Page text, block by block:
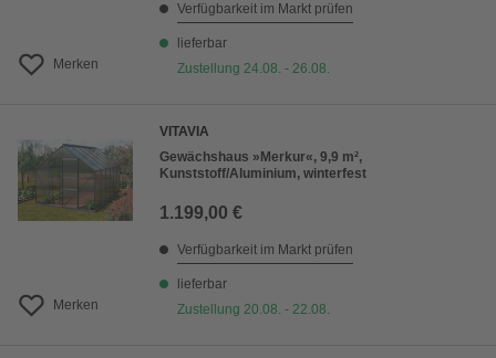
Merken
Verfügbarkeit im Markt prüfen
lieferbar
Zustellung 24.08. - 26.08.
Merken
VITAVIA
Gewächshaus »Merkur«, 9,9 m²,
Kunststoff/Aluminium, winterfest
1.199,00 €
Verfügbarkeit im Markt prüfen
lieferbar
Zustellung 20.08. - 22.08.